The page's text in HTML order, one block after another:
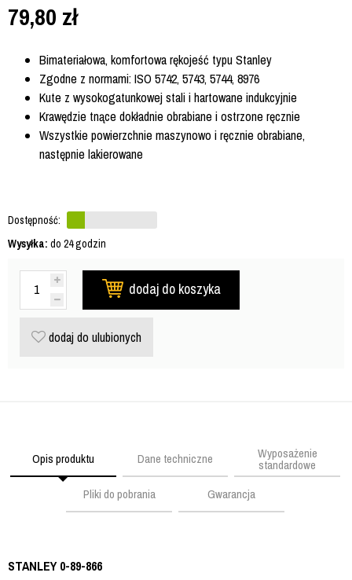
79,80 zł
Bimateriałowa, komfortowa rękojeść typu Stanley
Zgodne z normami: ISO 5742, 5743, 5744, 8976
Kute z wysokogatunkowej stali i hartowane indukcyjnie
Krawędzie tnące dokładnie obrabiane i ostrzone ręcznie
Wszystkie powierzchnie maszynowo i ręcznie obrabiane,
następnie lakierowane
Dostępność:
Wysyłka: do 24 godzin
dodaj do koszyka
dodaj do ulubionych
Opis produktu Dane techniczne Wyposażenie
standardowe
Pliki do pobrania
Gwarancja
STANLEY 0-89-866